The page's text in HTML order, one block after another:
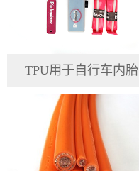
TPU用于自行车内胎